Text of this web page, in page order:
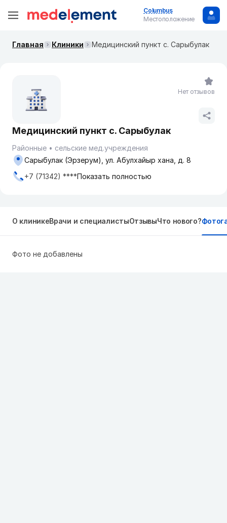
Columbus
Местоположение
Главная Клиники Медицинский пункт с. Сарыбулак
Медицинский пункт с. Сарыбулак
Районные
сельские мед.учреждения
Сарыбулак (Эрзерум), ул. Абулхайыр хана, д. 8
+7 (71342) ****Показать полностью
Нет отзывов
О клиникеВрачи и специалистыОтзывыЧто нового?
Фото не добавлены